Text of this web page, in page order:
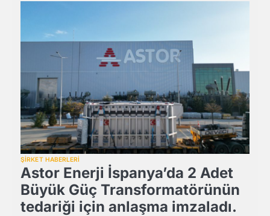
ŞİRKET HABERLERİ
Astor Enerji İspanya’da 2 Adet
Büyük Güç Transformatörünün
tedariği için anlaşma imzaladı.